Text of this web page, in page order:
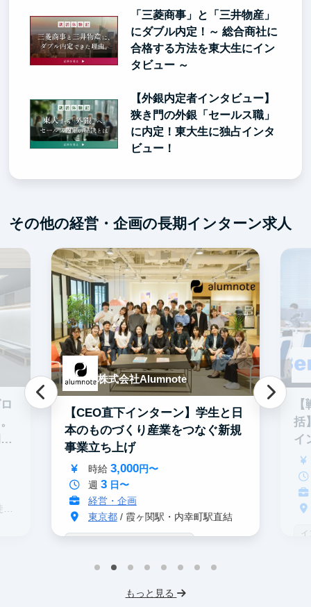
「三菱商事」と「三井物産」
にダブル内定！～ 総合商社に
合格する方法を東大生にイン
タビュー ～
【外銀内定者インタビュー】
狭き門の外銀「セールス職」
に内定！東大生に独占インタ
ビュー！
その他の経営・企画の長期インターン求人
株式会社Alumnote
【CEO直下インターン】学生と日
本のものづくり産業をつなぐ新規
事業立ち上げ
時給 3,000円〜
週 3日〜
経営・企画
東京都/ 霞ヶ関駅・内幸町駅直結
インターン生10人以上在籍 事業立案
括
イ
もっと見る